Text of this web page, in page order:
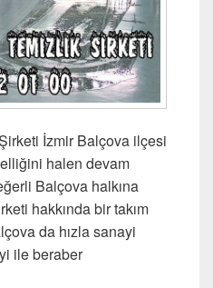
İzmir Balçova ilçesi
halen devam
Balçova halkına
hakkında bir takım
da hızla sanayi
ile beraber
Fabrika Temizlik Şirketi